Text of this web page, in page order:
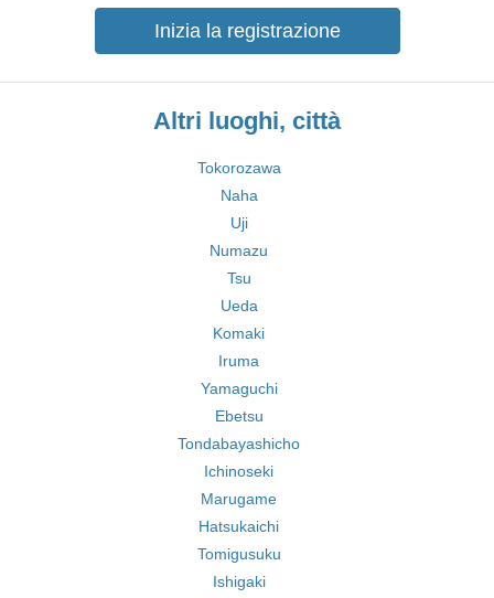
Inizia la registrazione
Altri luoghi, città
Tokorozawa
Naha
Uji
Numazu
Tsu
Ueda
Komaki
Iruma
Yamaguchi
Ebetsu
Tondabayashicho
Ichinoseki
Marugame
Hatsukaichi
Tomigusuku
Ishigaki